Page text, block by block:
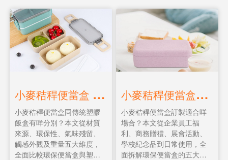
小
麥秸稈便當盒 vs 傳統塑膠飯盒：5大核心差異與選購建議
小麥秸稈便當盒同傳統塑膠
飯盒有咩分別？本文從材質
來源、環保性、氣味殘留、
觸感外觀及重量五大維度，
全面比較環保便當盒與塑膠
小
麥秸稈便當盒的5大應用場景：企業禮品、員工福利、學校贈品與日常使用
小麥秸稈便當盒訂製適合咩
場合？本文從企業員工福
利、商務贈禮、展會活動、
學校紀念品到日常使用，全
面拆解環保便當盒的五大應